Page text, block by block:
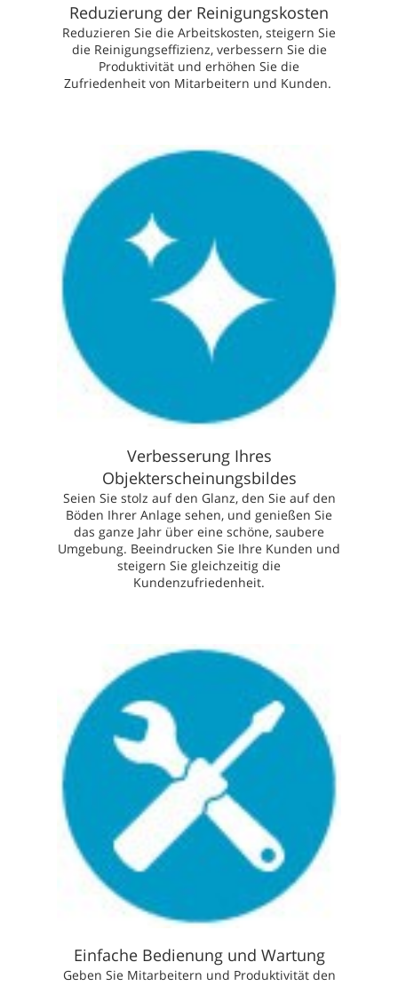
Reduzierung der Reinigungskosten
Reduzieren Sie die Arbeitskosten, steigern Sie
die Reinigungseffizienz, verbessern Sie die
Produktivität und erhöhen Sie die
Zufriedenheit von Mitarbeitern und Kunden.
Verbesserung Ihres
Objekterscheinungsbildes
Seien Sie stolz auf den Glanz, den Sie auf den
Böden Ihrer Anlage sehen, und genießen Sie
das ganze Jahr über eine schöne, saubere
Umgebung. Beeindrucken Sie Ihre Kunden und
steigern Sie gleichzeitig die
Kundenzufriedenheit.
Einfache Bedienung und Wartung
Geben Sie Mitarbeitern und Produktivität den